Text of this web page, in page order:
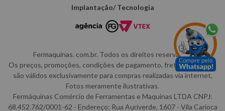
Implantação/ Tecnologia
Fermaquinas. com.br. Todos os direitos reservados.
Os preços, promoções, condições de pagamento, frete e produtos
são válidos exclusivamente para compras realizadas via internet,
Fotos meramente ilustrativas.
Fermáquinas Comércio de Ferramentas e Maquinas LTDA CNPJ:
68.452.762/0001-62 - Endereço: Rua Auriverde, 1607 - Vila Carioca